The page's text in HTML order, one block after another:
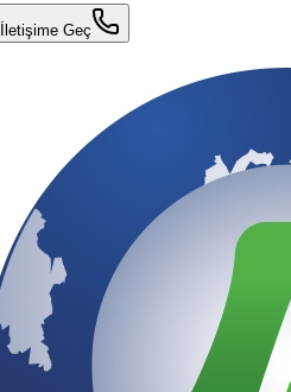
İletişime Geç